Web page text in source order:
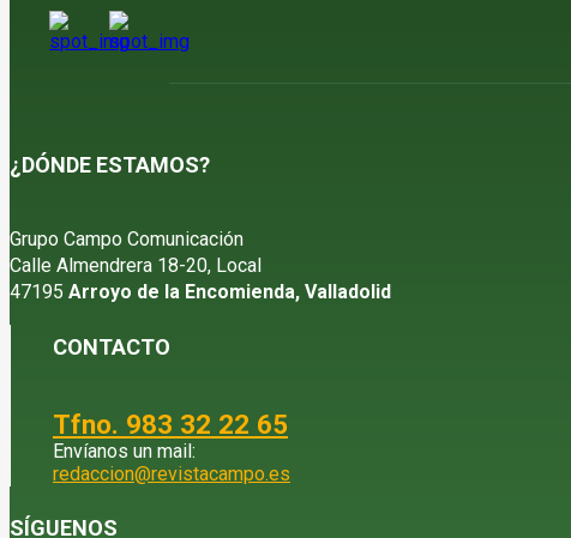
¿DÓNDE ESTAMOS?
Grupo Campo Comunicación
Calle Almendrera 18-20, Local
47195 Arroyo de la Encomienda, Valladolid
CONTACTO
Tfno. 983 32 22 65
Envíanos un mail:
redaccion@revistacampo.es
SÍGUENOS